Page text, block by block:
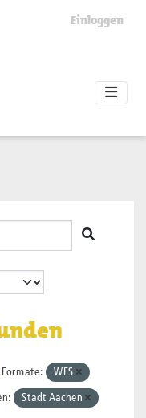
Einloggen
Formate: WFS
Stadt Aachen